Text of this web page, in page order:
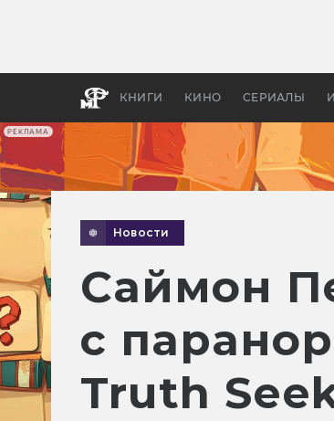
РЕКЛАМА
КНИГИ КИНО СЕРИАЛЫ
Новости
Саймон
с
Truth